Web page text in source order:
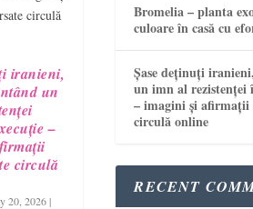
iranieni,
un
–
circulă
20, 2026|
Bromelia – planta
culoare în casă cu
Șase deținuți
un imn al rezistenței
– imagini și afirmații
circulă online
RECENT